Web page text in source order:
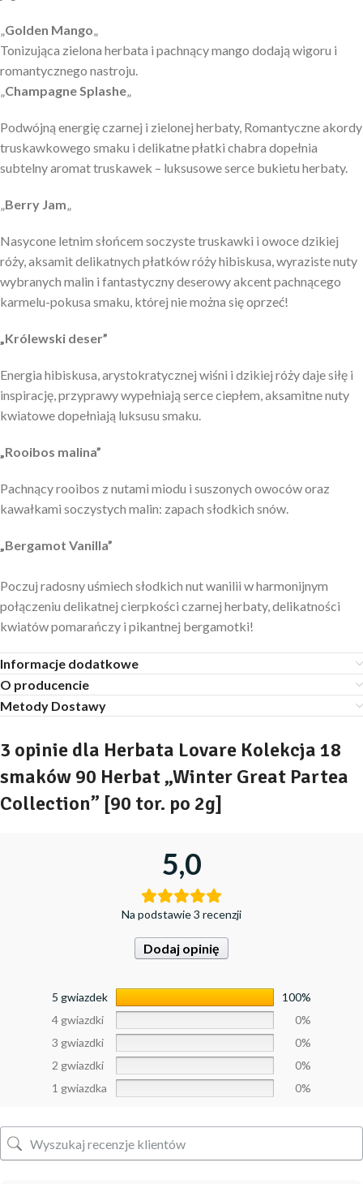
„Golden Mango„
Tonizująca zielona herbata i pachnący mango dodają wigoru i
romantycznego nastroju.
„Champagne Splashe„
Podwójną energię czarnej i zielonej herbaty, Romantyczne akordy
truskawkowego smaku i delikatne płatki chabra dopełnia
subtelny aromat truskawek – luksusowe serce bukietu herbaty.
„Berry Jam„
Nasycone letnim słońcem soczyste truskawki i owoce dzikiej
róży, aksamit delikatnych płatków róży hibiskusa, wyraziste nuty
wybranych malin i fantastyczny deserowy akcent pachnącego
karmelu-pokusa smaku, której nie można się oprzeć!
„Królewski deser”
Energia hibiskusa, arystokratycznej wiśni i dzikiej róży daje siłę i
inspirację, przyprawy wypełniają serce ciepłem, aksamitne nuty
kwiatowe dopełniają luksusu smaku.
„Rooibos malina”
Pachnący rooibos z nutami miodu i suszonych owoców oraz
kawałkami soczystych malin: zapach słodkich snów.
„Bergamot Vanilla”
Poczuj radosny uśmiech słodkich nut wanilii w harmonijnym
połączeniu delikatnej cierpkości czarnej herbaty, delikatności
kwiatów pomarańczy i pikantnej bergamotki!
Informacje dodatkowe
O producencie
Metody Dostawy
3 opinie dla Herbata Lovare Kolekcja 18
smaków 90 Herbat „Winter Great Partea
Collection” [90 tor. po 2g]
5,0
Na podstawie 3 recenzji
Dodaj opinię
5 gwiazdek
100%
4 gwiazdki
0%
3 gwiazdki
0%
2 gwiazdki
0%
1 gwiazdka
0%